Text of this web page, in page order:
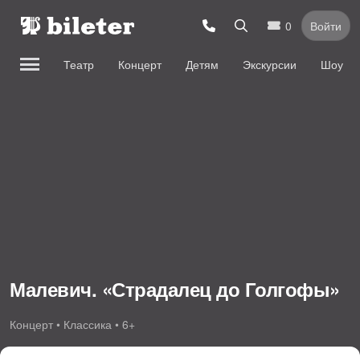
0 Войти
Театр Концерт Детям Экскурсии Шоу
Малевич. «Страдалец до Голгофы»
Концерт • Классика • 6+